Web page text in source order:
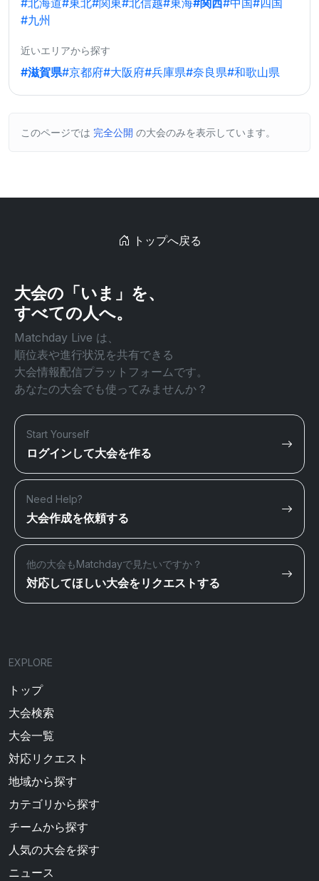
#北海道#東北#関東#北信越#東海#関西#中国#四国
#九州
近いエリアから探す
#滋賀県#京都府#大阪府#兵庫県#奈良県#和歌山県
このページでは 完全公開 の大会のみを表示しています。
トップへ戻る
大会の「いま」を、
すべての人へ。
Matchday Live は、
順位表や進行状況を共有できる
大会情報配信プラットフォームです。
あなたの大会でも使ってみませんか？
Start Yourself
ログインして大会を作る
Need Help?
大会作成を依頼する
他の大会もMatchdayで見たいですか？
対応してほしい大会をリクエストする
EXPLORE
トップ
大会検索
大会一覧
対応リクエスト
地域から探す
カテゴリから探す
チームから探す
人気の大会を探す
ニュース